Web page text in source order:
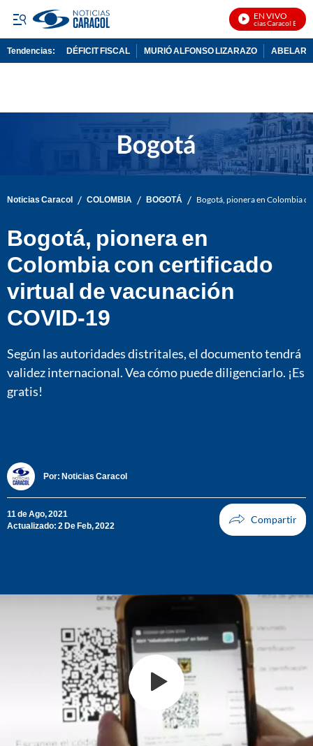
EN VIVO
Noticias Caracol En Vivo
Tendencias: DÉFICIT FISCAL MURIÓ ALFONSO LIZARAZO
Noticias Caracol / COLOMBIA / BOGOTÁ / Bogotá, pionera en Colombia
Bogotá, pionera en
Colombia con certificado
virtual de vacunación
COVID-19
Según las autoridades distritales, el documento tendrá
validez internacional. Vea cómo puede diligenciarlo. ¡Es
gratis!
Por: Noticias Caracol
11 de Ago, 2021
Actualizado: 2 De Feb, 2022